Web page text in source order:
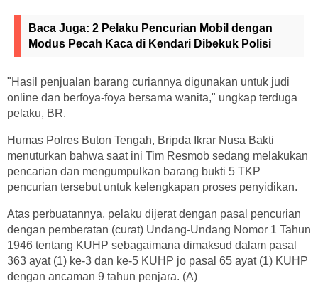
Baca Juga: 2 Pelaku Pencurian Mobil dengan
Modus Pecah Kaca di Kendari Dibekuk Polisi
"Hasil penjualan barang curiannya digunakan untuk judi
online dan berfoya-foya bersama wanita," ungkap terduga
pelaku, BR.
Humas Polres Buton Tengah, Bripda Ikrar Nusa Bakti
menuturkan bahwa saat ini Tim Resmob sedang melakukan
pencarian dan mengumpulkan barang bukti 5 TKP
pencurian tersebut untuk kelengkapan proses penyidikan.
Atas perbuatannya, pelaku dijerat dengan pasal pencurian
dengan pemberatan (curat) Undang-Undang Nomor 1 Tahun
1946 tentang KUHP sebagaimana dimaksud dalam pasal
363 ayat (1) ke-3 dan ke-5 KUHP jo pasal 65 ayat (1) KUHP
dengan ancaman 9 tahun penjara. (A)